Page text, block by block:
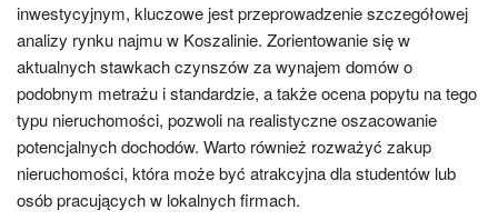
inwestycyjnym, kluczowe jest przeprowadzenie szczegółowej
analizy rynku najmu w Koszalinie. Zorientowanie się w
aktualnych stawkach czynszów za wynajem domów o
podobnym metrażu i standardzie, a także ocena popytu na tego
typu nieruchomości, pozwoli na realistyczne oszacowanie
potencjalnych dochodów. Warto również rozważyć zakup
nieruchomości, która może być atrakcyjna dla studentów lub
osób pracujących w lokalnych firmach.